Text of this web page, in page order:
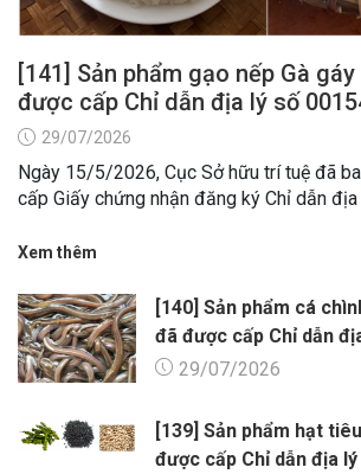
[141] Sản phẩm gạo nếp Gà
được cấp Chỉ dẫn địa lý số
29/07/2026
Ngày 15/5/2026, Cục Sở hữu trí tuệ đã
cấp Giấy chứng nhận đăng ký Chỉ dẫn
Xem thêm
[140] Sản phẩm cá
đã được cấp Chỉ dẫn
29/07/2026
[139] Sản phẩm hạt
được cấp Chỉ dẫn địa